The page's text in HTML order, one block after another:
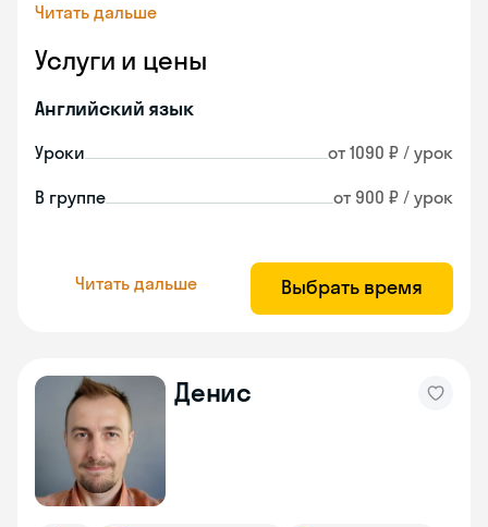
Читать дальше
Услуги и цены
Английский язык
Уроки от 1090 ₽ / урок
В группе от 900 ₽ / урок
Читать дальше Выбрать время
Денис